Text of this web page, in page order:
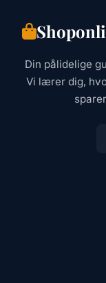
Din pålidelige
Vi lærer dig,